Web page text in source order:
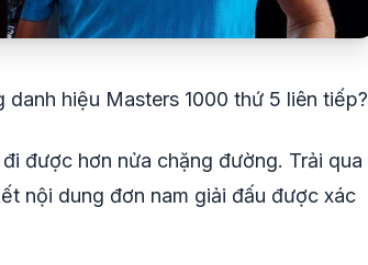
hiệu Masters 1000 thứ 5 liên tiếp?
được hơn nửa chặng đường. Trải qua
nội dung đơn nam giải đấu được xác